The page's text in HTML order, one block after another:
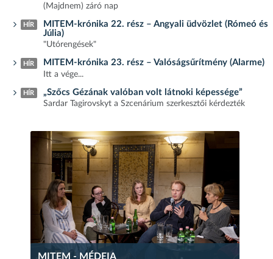
(Majdnem) záró nap
HÍR
MITEM-krónika 22. rész – Angyali üdvözlet (Rómeó és
Júlia)
"Utórengések"
HÍR MITEM-krónika 23. rész – Valóságsűrítmény (Alarme)
Itt a vége...
HÍR „Szőcs Gézának valóban volt látnoki képessége”
Sardar Tagirovskyt a Szcenárium szerkesztői kérdezték
MITEM - MÉDEIA